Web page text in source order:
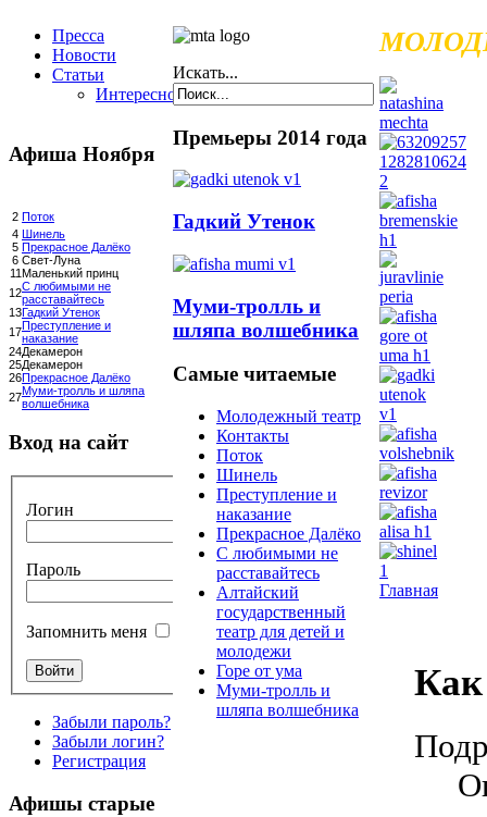
Пресса
Новости
Статьи
Интересное
Афиша Ноября
2 Поток
4 Шинель
5 Прекрасное Далёко
6 Свет-Луна
11Маленький принц
12С любимыми не
расставайтесь
13Гадкий Утенок
17Преступление и
наказание
24Декамерон
25Декамерон
26Прекрасное Далёко
27Муми-тролль и шляпа
волшебника
Вход на сайт
Логин
Пароль
Запомнить меня
Забыли пароль?
Забыли логин?
Регистрация
Афишы старые
Искать...
Премьеры 2014 года
Гадкий Утенок
Муми-тролль и
шляпа волшебника
Самые читаемые
Молодежный театр
Контакты
Поток
Шинель
Преступление и
наказание
Прекрасное Далёко
С любимыми не
расставайтесь
Алтайский
государственный
театр для детей и
молодежи
Горе от ума
Муми-тролль и
шляпа волшебника
Главная
Как